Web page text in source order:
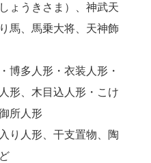
ょうきさま）、神武天
馬、馬乗大将、天神飾
博多人形・衣装人形・
形、木目込人形・こけ
所人形
り人形、干支置物、陶